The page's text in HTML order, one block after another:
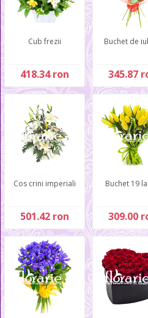
Cub frezii
418.34 ron
Buchet de
345.87
Cos crini imperiali
501.42 ron
Buchet 19
309.00